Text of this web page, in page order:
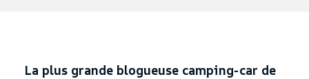
La plus grande blogueuse camping-car de